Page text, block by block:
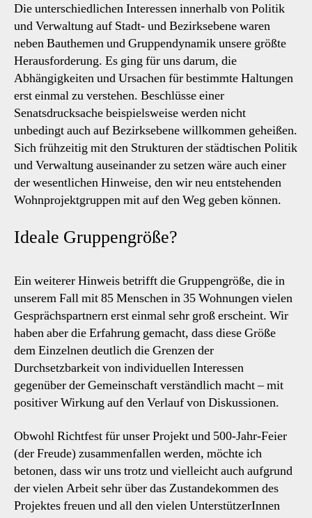
Die unterschiedlichen Interessen innerhalb von Politik
und Verwaltung auf Stadt- und Bezirksebene waren
neben Bauthemen und Gruppendynamik unsere größte
Herausforderung. Es ging für uns darum, die
Abhängigkeiten und Ursachen für bestimmte Haltungen
erst einmal zu verstehen. Beschlüsse einer
Senatsdrucksache beispielsweise werden nicht
unbedingt auch auf Bezirksebene willkommen geheißen.
Sich frühzeitig mit den Strukturen der städtischen Politik
und Verwaltung auseinander zu setzen wäre auch einer
der wesentlichen Hinweise, den wir neu entstehenden
Wohnprojektgruppen mit auf den Weg geben können.
Ideale Gruppengröße?
Ein weiterer Hinweis betrifft die Gruppengröße, die in
unserem Fall mit 85 Menschen in 35 Wohnungen vielen
Gesprächspartnern erst einmal sehr groß erscheint. Wir
haben aber die Erfahrung gemacht, dass diese Größe
dem Einzelnen deutlich die Grenzen der
Durchsetzbarkeit von individuellen Interessen
gegenüber der Gemeinschaft verständlich macht – mit
positiver Wirkung auf den Verlauf von Diskussionen.
Obwohl Richtfest für unser Projekt und 500-Jahr-Feier
(der Freude) zusammenfallen werden, möchte ich
betonen, dass wir uns trotz und vielleicht auch aufgrund
der vielen Arbeit sehr über das Zustandekommen des
Projektes freuen und all den vielen UnterstützerInnen